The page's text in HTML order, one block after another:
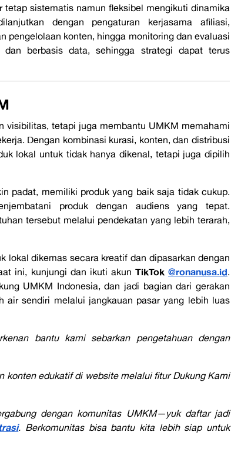
tetap sistematis namun fleksibel mengikuti dinamika
dengan pengaturan kerjasama afiliasi,
pengelolaan konten, hingga monitoring dan evaluasi
berbasis data, sehingga strategi dapat terus
visibilitas, tetapi juga membantu UMKM memahami
Dengan kombinasi kurasi, konten, dan distribusi
lokal untuk tidak hanya dikenal, tetapi juga dipilih
padat, memiliki produk yang baik saja tidak cukup.
produk dengan audiens yang tepat.
tersebut melalui pendekatan yang lebih terarah,
lokal dikemas secara kreatif dan dipasarkan dengan
ini, kunjungi dan ikuti akun TikTok@ronanusa.id.
UMKM Indonesia, dan jadi bagian dari gerakan
air sendiri melalui jangkauan pasar yang lebih luas
bantu kami sebarkan pengetahuan dengan
konten edukatif di website melalui fitur Dukung Kami
dengan komunitas UMKM—yuk daftar jadi
. Berkomunitas bisa bantu kita lebih siap untuk